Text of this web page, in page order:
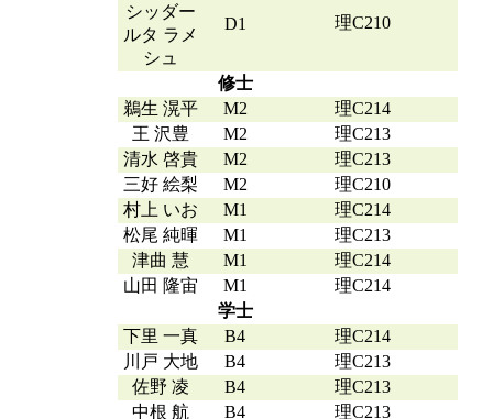
シッダー
ルタ ラメ
シュ
D1 理C210
修士
鵜生 滉平
M2
理C214
王 沢豊
M2
理C213
清水 啓貴
M2
理C213
三好 絵梨
M2
理C210
村上 いお
M1
理C214
松尾 純暉
M1
理C213
津曲 慧
M1
理C214
山田 隆宙
M1
理C214
学士
下里 一真
B4
理C214
川戸 大地
B4
理C213
佐野 凌
B4
理C213
中根 航
B4
理C213